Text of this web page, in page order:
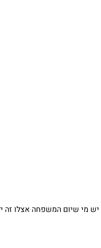
יש מי שיום המשפחה אצלו זה